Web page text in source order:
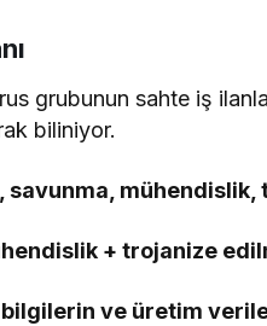
grubunun sahte iş
biliniyor.
savunma,
+ trojanize
ve üretim